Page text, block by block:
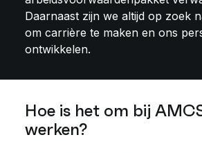
Daarnaast zijn we altijd op zoek
om carrière te maken en ons
ontwikkelen.
Hoe is het om bij
werken?